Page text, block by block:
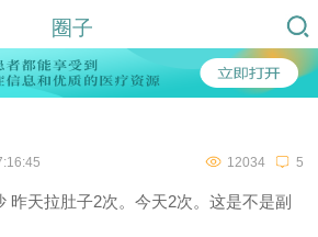
圈子
5
12034
昨天拉肚子2次。今天2次。这是不是副